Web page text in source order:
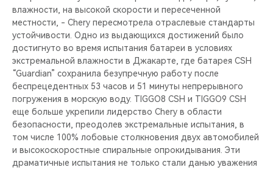
влажности, на высокой скорости и пересеченной
местности, - Chery пересмотрела отраслевые стандарты
устойчивости. Одно из выдающихся достижений было
достигнуто во время испытания батареи в условиях
экстремальной влажности в Джакарте, где батарея CSH
“Guardian” сохранила безупречную работу после
беспрецедентных 53 часов и 51 минуты непрерывного
погружения в морскую воду. TIGGO8 CSH и TIGGO9 CSH
еще больше укрепили лидерство Chery в области
безопасности, преодолев экстремальные испытания, в
том числе 100% лобовые столкновения двух автомобилей
и высокоскоростные спиральные опрокидывания. Эти
драматичные испытания не только стали данью уважения